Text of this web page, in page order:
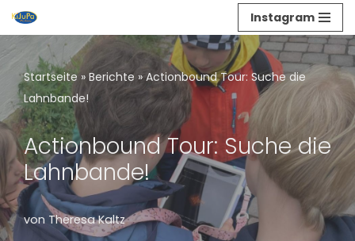
Inhalt
springen
Instagram
Startseite» Berichte »Actionbound Tour: Suche die
Lahnbande!
Actionbound Tour: Suche die
Lahnbande!
von Theresa Kaltz